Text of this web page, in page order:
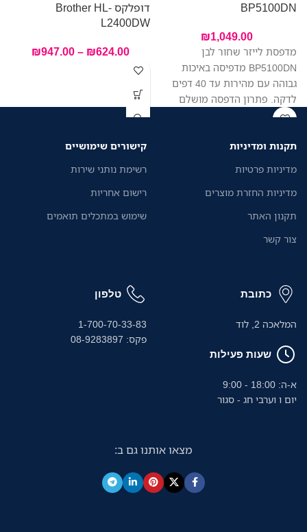
BP5100DN
₪1,049.00
מדפסת לייזר שחור לבן
BP5100DN מדפיסה באיכות
גבוהה עם מהירות עד 40 דפים
לדקה. פתרון הדפסה מושלם
לעסקים קטנים וגדולים.
דופלקס Brother HL-
L2400DW
₪624.00
–
₪947.00
תקנות ומדיניות
מדיניות פרטיות
מדיניות החזרת מוצרים
תקנון האתר
צור קשר
קישורים שימושיים
רשימת נותני שירות
רישום אחריות
שימוש במתכלים תואמים
כתובת
המלאכה 2, לוד
שעות פעילות
א-ה: 18:00 - 9:00
יום ו וערבי חג - סגור
טלפון
1-700-70-33-83
פקס: 08-9283897
מצאו אותנו גם ב: